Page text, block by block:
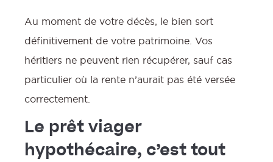
Au moment de votre décès, le bien sort
définitivement de votre patrimoine. Vos
héritiers ne peuvent rien récupérer, sauf cas
particulier où la rente n’aurait pas été versée
correctement.
Le prêt viager
hypothécaire, c’est tout